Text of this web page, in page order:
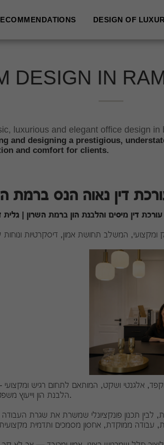
DESIGN OF
DESIGN IN
luxurious and elegant office design in
and designing a prestigious,
and comfort for clients.
דין נאוה הנס ברמת
דין מיסים והלבנת הון ברמת השרון | גלית
אלגנטי ושקט, המותאם לתחום רגיש ומקצועי
הלבנת הון וייעוץ משפטי מורכב.
לבין תכנון פונקציונלי שמשרת את שגרת